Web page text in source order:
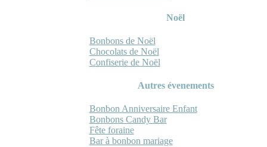
Noël
Bonbons de Noël
Chocolats de Noël
Confiserie de Noël
Autres évenements
Bonbon Anniversaire Enfant
Bonbons Candy Bar
Fête foraine
Bar à bonbon mariage